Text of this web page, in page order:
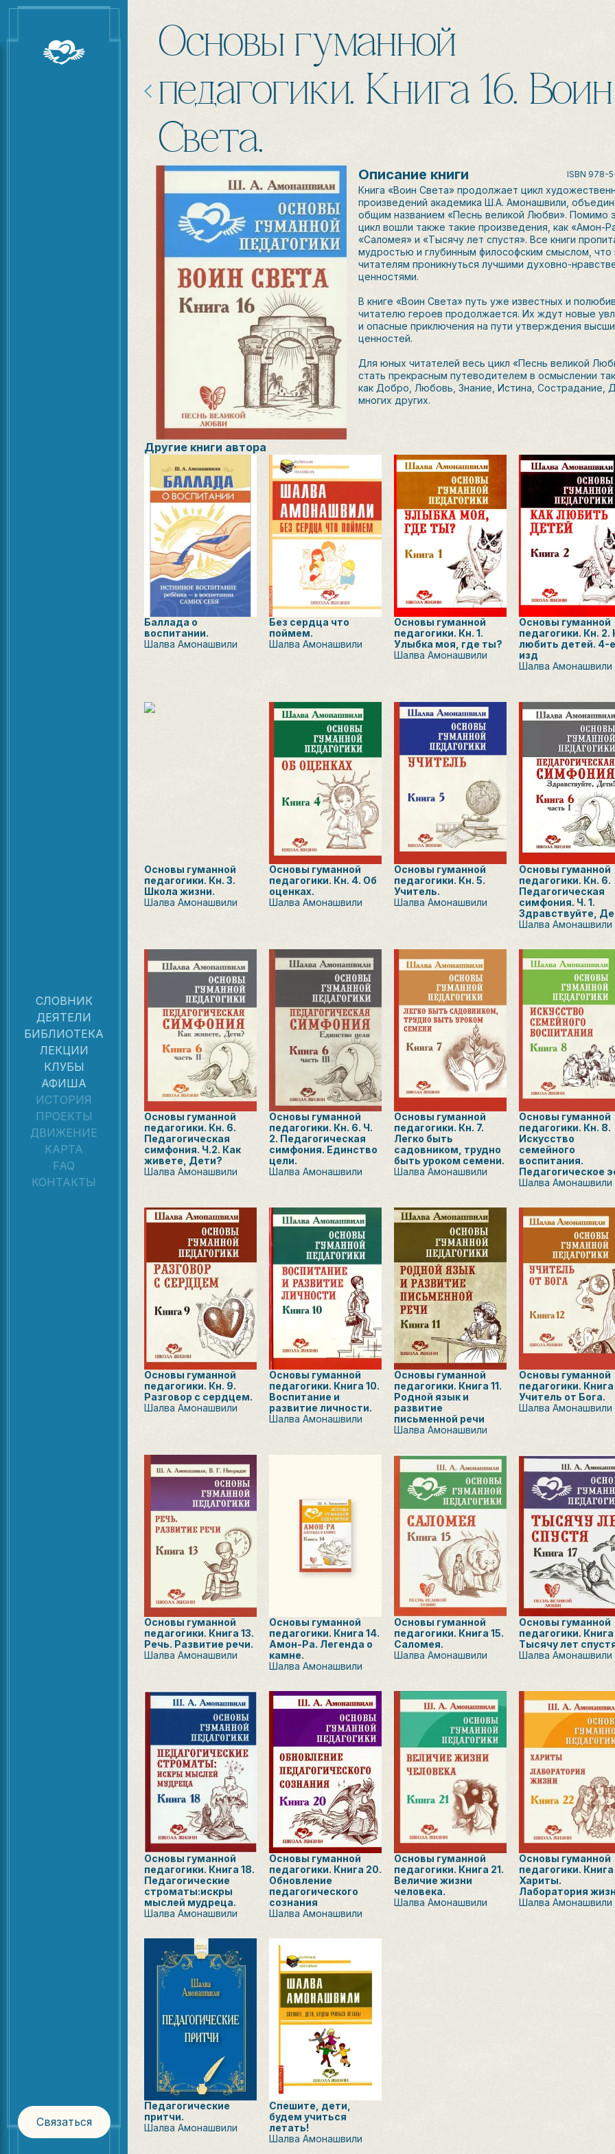
СЛОВНИК
ДЕЯТЕЛИ
БИБЛИОТЕКА
ЛЕКЦИИ
КЛУБЫ
АФИША
ИСТОРИЯ
ПРОЕКТЫ
ДВИЖЕНИЕ
КАРТА
FAQ
КОНТАКТЫ
Связаться
Основы гуманной
педагогики. Книга 16. Воин
Света.
Описание книги ISBN 978-
Книга «Воин Света» продолжает цикл
произведений академика Ш.А. Амонашвили,
общим названием «Песнь великой Любви». Помимо
цикл вошли также такие произведения, как «Амон-
«Саломея» и «Тысячу лет спустя». Все книги
мудростью и глубинным философским смыслом, что
читателям проникнуться лучшими духовно-
ценностями.
В книге «Воин Света» путь уже известных и
читателю героев продолжается. Их ждут новые
и опасные приключения на пути утверждения
ценностей.
Для юных читателей весь цикл «Песнь великой
стать прекрасным путеводителем в осмыслении
как Добро, Любовь, Знание, Истина, Сострадание,
многих других.
Другие книги автора
Баллада о
воспитании.
Шалва Амонашвили
Без сердца что
поймем.
Шалва Амонашвили
Основы гуманной
педагогики. Кн. 1.
Улыбка моя, где ты?
Шалва Амонашвили
Основы гуманной
педагогики. Кн. 2.
любить детей. 4-е
изд
Шалва Амонашвили
Основы гуманной
педагогики. Кн. 3.
Школа жизни.
Шалва Амонашвили
Основы гуманной
педагогики. Кн. 4. Об
оценках.
Шалва Амонашвили
Основы гуманной
педагогики. Кн. 5.
Учитель.
Шалва Амонашвили
Основы гуманной
педагогики. Кн. 6.
Педагогическая
симфония. Ч. 1.
Здравствуйте,
Шалва Амонашвили
Основы гуманной
педагогики. Кн. 6.
Педагогическая
симфония. Ч.2. Как
живете, Дети?
Шалва Амонашвили
Основы гуманной
педагогики. Кн. 6. Ч.
2. Педагогическая
симфония. Единство
цели.
Шалва Амонашвили
Основы гуманной
педагогики. Кн. 7.
Легко быть
садовником, трудно
быть уроком семени.
Шалва Амонашвили
Основы гуманной
педагогики. Кн. 8.
Искусство
семейного
воспитания.
Педагогическое
Шалва Амонашвили
Основы гуманной
педагогики. Кн. 9.
Разговор с сердцем.
Шалва Амонашвили
Основы гуманной
педагогики. Книга 10.
Воспитание и
развитие личности.
Шалва Амонашвили
Основы гуманной
педагогики. Книга 11.
Родной язык и
развитие
письменной речи
Шалва Амонашвили
Основы гуманной
педагогики. Книга
Учитель от Бога.
Шалва Амонашвили
Основы гуманной
педагогики. Книга 13.
Речь. Развитие речи.
Шалва Амонашвили
Основы гуманной
педагогики. Книга 14.
Амон-Ра. Легенда о
камне.
Шалва Амонашвили
Основы гуманной
педагогики. Книга 15.
Саломея.
Шалва Амонашвили
Основы гуманной
педагогики. Книга
Тысячу лет
Шалва Амонашвили
Основы гуманной
педагогики. Книга 18.
Педагогические
строматы:искры
мыслей мудреца.
Шалва Амонашвили
Основы гуманной
педагогики. Книга 20.
Обновление
педагогического
сознания
Шалва Амонашвили
Основы гуманной
педагогики. Книга 21.
Величие жизни
человека.
Шалва Амонашвили
Основы гуманной
педагогики.
Хариты.
Лаборатория
Шалва Амонашвили
Педагогические
притчи.
Шалва Амонашвили
Спешите, дети,
будем учиться
летать!
Шалва Амонашвили